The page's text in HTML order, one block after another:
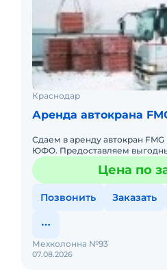
Краснодар
Аренда автокрана
Сдаем в аренду автокран
ЮФО. Предоставляем
автокрана FMG FC100 в
Кроме аренды спецЦена по
Позвонить Заказать
07.08.2026
Мехколонна №93